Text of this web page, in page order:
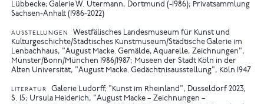
Lübbecke; Galerie W. Utermann, Dortmund (-1986); Privatsammlung
Sachsen-Anhalt (1986-2022)
AUSSTELLUNGEN
Westfälisches Landesmuseum für Kunst und
Kulturgeschichte/Städtisches Kunstmuseum/Städtische Galerie im
Lenbachhaus, "August Macke. Gemälde, Aquarelle, Zeichnungen",
Münster/Bonn/München 1986/1987
Museen der Stadt Köln in der
Alten Universität, "August Macke. Gedächtnisausstellung", Köln 1947
LITERATUR
Galerie Ludorff, "Kunst im Rheinland", Düsseldorf 2023,
S. 15
Ursula Heiderich, "August Macke – Zeichnungen –